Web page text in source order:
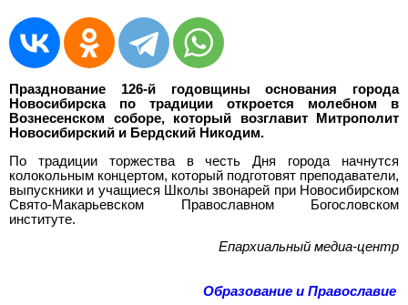
Празднование 126-й годовщины основания города
Новосибирска по традиции откроется молебном в
Вознесенском соборе, который возглавит Митрополит
Новосибирский и Бердский Никодим.
По традиции торжества в честь Дня города начнутся
колокольным концертом, который подготовят преподаватели,
выпускники и учащиеся Школы звонарей при Новосибирском
Свято-Макарьевском Православном Богословском
институте.
Епархиальный медиа-центр
Образование и Православие